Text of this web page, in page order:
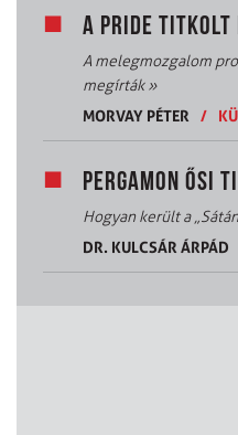
A PRIDE TITKOLT
A melegmozgalom
megírták»
MORVAY PÉTER
/
PERGAMON ŐSI
Hogyan került a
DR. KULCSÁR ÁRPÁD